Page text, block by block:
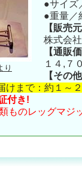
り
●サイズ
●重量／
【販売
株式会
【通販
１４,７
【その
けまで：約１～
付き!
ものレッグマ